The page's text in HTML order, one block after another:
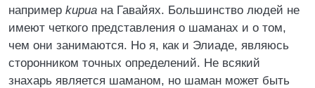
например kupua на Гавайях. Большинство людей не
имеют четкого представления о шаманах и о том,
чем они занимаются. Но я, как и Элиаде, являюсь
сторонником точных определений. Не всякий
знахарь является шаманом, но шаман может быть